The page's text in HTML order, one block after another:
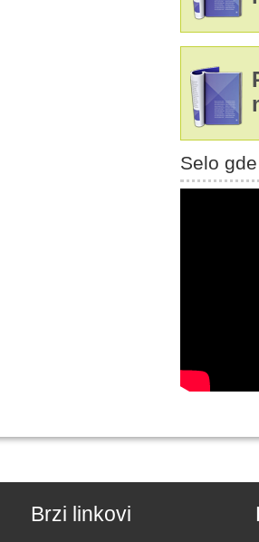
Selo
Brzi linkovi